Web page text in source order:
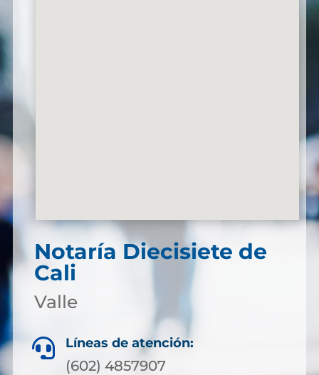
Notaría Diecisiete de
Cali
Valle
 Líneas de atención:
(602) 4857907